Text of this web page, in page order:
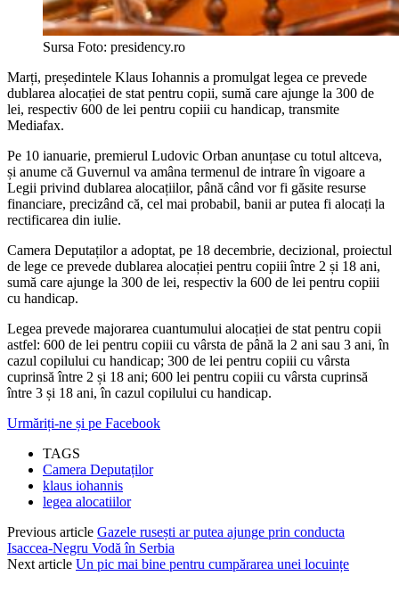
Sursa Foto: presidency.ro
Marți, președintele Klaus Iohannis a promulgat legea ce prevede
dublarea alocației de stat pentru copii, sumă care ajunge la 300 de
lei, respectiv 600 de lei pentru copiii cu handicap, transmite
Mediafax.
Pe 10 ianuarie, premierul Ludovic Orban anunțase cu totul altceva,
și anume că Guvernul va amâna termenul de intrare în vigoare a
Legii privind dublarea alocațiilor, până când vor fi găsite resurse
financiare, precizând că, cel mai probabil, banii ar putea fi alocați la
rectificarea din iulie.
Camera Deputaților a adoptat, pe 18 decembrie, decizional, proiectul
de lege ce prevede dublarea alocației pentru copiii între 2 și 18 ani,
sumă care ajunge la 300 de lei, respectiv la 600 de lei pentru copiii
cu handicap.
Legea prevede majorarea cuantumului alocației de stat pentru copii
astfel: 600 de lei pentru copiii cu vârsta de până la 2 ani sau 3 ani, în
cazul copilului cu handicap; 300 de lei pentru copiii cu vârsta
cuprinsă între 2 și 18 ani; 600 lei pentru copiii cu vârsta cuprinsă
între 3 și 18 ani, în cazul copilului cu handicap.
Urmăriți-ne și pe Facebook
TAGS
Camera Deputaților
klaus iohannis
legea alocatiilor
Previous article Gazele rusești ar putea ajunge prin conducta
Isaccea-Negru Vodă în Serbia
Next article Un pic mai bine pentru cumpărarea unei locuințe